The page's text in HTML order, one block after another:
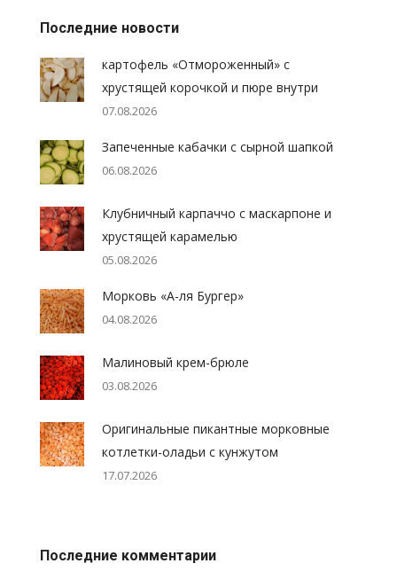
Последние новости
картофель «Отмороженный» с
хрустящей корочкой и пюре внутри
07.08.2026
Запеченные кабачки с сырной шапкой
06.08.2026
Клубничный карпаччо с маскарпоне и
хрустящей карамелью
05.08.2026
Морковь «А-ля Бургер»
04.08.2026
Малиновый крем-брюле
03.08.2026
Оригинальные пикантные морковные
котлетки-оладьи с кунжутом
17.07.2026
Последние комментарии